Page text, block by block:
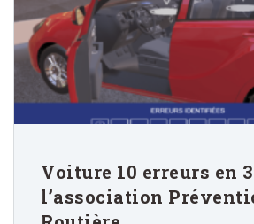
Voiture 10 erreurs en
l’association